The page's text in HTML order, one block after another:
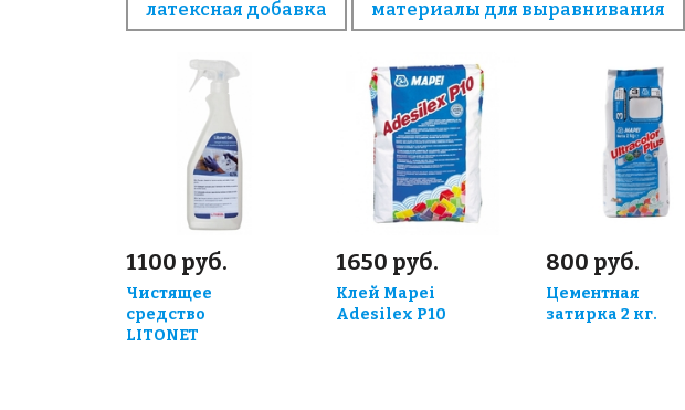
латексная добавка материалы для выравнивания
1100 руб.
Чистящее
средство
LITONET
1650 руб.
Клей Mapei
Adesilex P10
800 руб.
Цементная
затирка 2 кг.